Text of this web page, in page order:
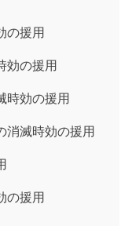
の援用
効の援用
時効の援用
消滅時効の援用
の援用